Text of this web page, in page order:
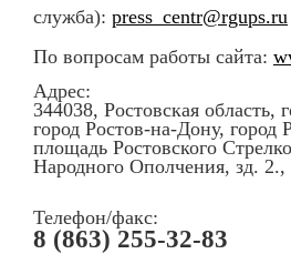
служба): press_centr@rgups.ru
По вопросам работы сайта:
Адрес:
344038, Ростовская область,
город Ростов-на-Дону, город
площадь Ростовского
Народного Ополчения, зд. 2.,
Телефон/факс:
8 (863) 255-32-83